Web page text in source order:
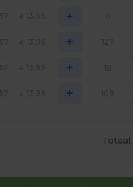
+
+
+
+
Totaal: